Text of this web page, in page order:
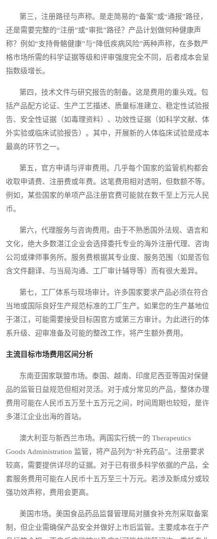
第三，注册路径与声称。是走简易的“备案”或“通报”路径，
还是需要完整的“注册”或“审批”路径？产品计划做何种健康声
称？例如“支持骨骼健康”与“降低疾病风险”两种声称，在多数严
格市场所需的科学证据等级和评审强度完全不同，后者成本会呈
指数级增长。
第四，技术文件与研究报告的制备。这是费用的重头戏。包
括产品配方论证、生产工艺描述、质量标准建立、稳定性试验报
告、安全性证据（如毒理资料）、功效性证据（如科学文献、体
外实验或临床试验报告）。其中，开展新的人体临床试验是成本
最高的环节之一。
第五，官方申请与评审费用。几乎每个国家的监管机构都会
收取申请费、注册费或年费。这笔费用相对透明，但数额不等。
例如，某些国家的单项产品注册官费可能就在数千至上万元人民
币。
第六，代理服务与咨询费用。由于不熟悉国外法规、语言和
文化，绝大多数湛江企业会选择委托专业的海外注册代理、咨询
公司或律师事务所。服务费根据其专业度、服务范围（如是否包
含文件翻译、与当局沟通、工厂审计辅导等）而有很大差异。
第七，工厂体系与现场审计。许多国家要求产品必须在符合
当地或国际良好生产规范标准的工厂生产。如果您的生产基地位
于湛江，可能需要接受目标国官方或第三方审计。为此进行的体
系升级、迎审准备及可能的整改工作，将产生额外费用。
主流目标市场费用区间分析
东南亚国家联盟市场。泰国、越南、印度尼西亚等国对保健
品的监管日益规范但相对灵活。对于成分常见的产品，整体办理
费用可能在人民币五万至十五万元之间，时间周期也较短，是许
多湛江企业出海的首站。
澳大利亚与新西兰市场。两国实行统一的 Therapeutics
Goods Administration 监管，将产品列为“补充药品”。注册要求
较高，需要提供详尽的证据。对于已有很多科学依据的产品，全
套服务费用可能在人民币十五万至三十万元。若涉及新成分或较
强功效声称，费用会更高。
美国市场。美国食品药品监督管理局对膳食补充剂采取备案
制，但企业需确保产品安全并做好上市后监管。主要成本在于产